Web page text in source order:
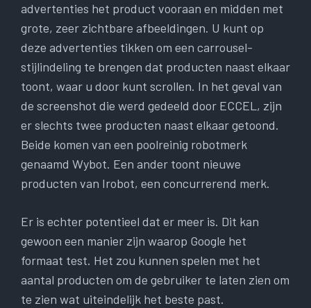
advertenties het product vooraan en midden met
grote, zeer zichtbare afbeeldingen. U kunt op
deze advertenties tikken om een carrousel-
stijlindeling te brengen dat producten naast elkaar
toont, waar u door kunt scrollen. In het geval van
de screenshot die werd gedeeld door ECCEL, zijn
er slechts twee producten naast elkaar getoond.
Beide komen van een poolreinig robotmerk
genaamd Wybot. Een ander toont nieuwe
producten van Irobot, een concurrerend merk.
Er is echter potentieel dat er meer is. Dit kan
gewoon een manier zijn waarop Google het
formaat test. Het zou kunnen spelen met het
aantal producten om de gebruiker te laten zien om
te zien wat uiteindelijk het beste past.